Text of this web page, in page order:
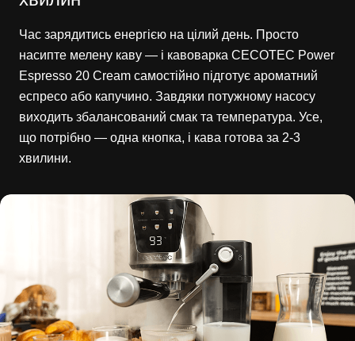
Час зарядитись енергією на цілий день. Просто
насипте мелену каву — і кавоварка CECOTEC Power
Espresso 20 Cream самостійно підготує ароматний
еспресо або капучино. Завдяки потужному насосу
виходить збалансований смак та температура. Усе,
що потрібно — одна кнопка, і кава готова за 2-3
хвилини.